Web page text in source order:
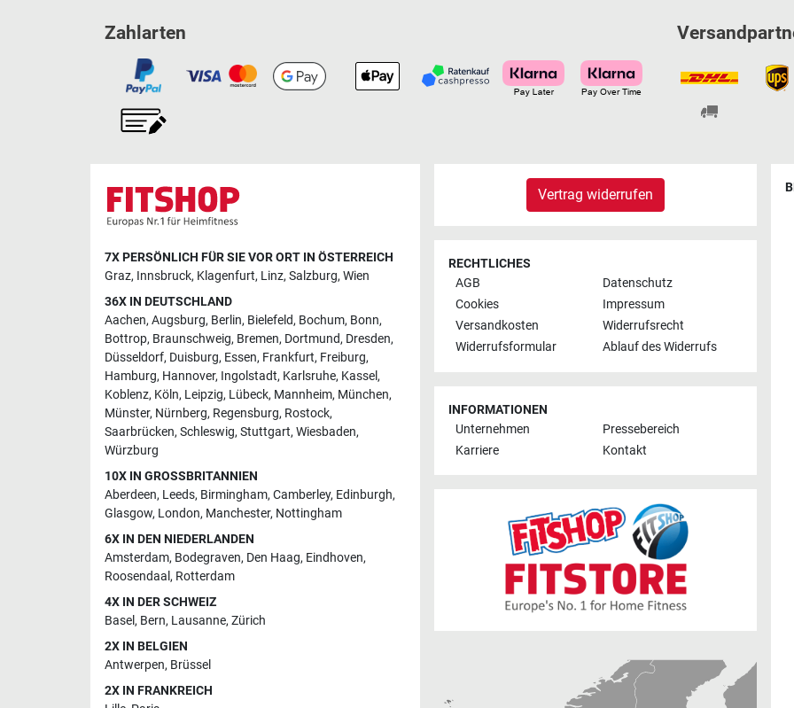
Zahlarten
7X PERSÖNLICH FÜR SIE VOR ORT IN ÖSTERREICH
Graz, Innsbruck, Klagenfurt, Linz, Salzburg, Wien
36X IN DEUTSCHLAND
Aachen, Augsburg, Berlin, Bielefeld, Bochum, Bonn,
Bottrop, Braunschweig, Bremen, Dortmund, Dresden,
Düsseldorf, Duisburg, Essen, Frankfurt, Freiburg,
Hamburg, Hannover, Ingolstadt, Karlsruhe, Kassel,
Koblenz, Köln, Leipzig, Lübeck, Mannheim, München,
Münster, Nürnberg, Regensburg, Rostock,
Saarbrücken, Schleswig, Stuttgart, Wiesbaden,
Würzburg
10X IN GROSSBRITANNIEN
Aberdeen, Leeds, Birmingham, Camberley, Edinburgh,
Glasgow, London, Manchester, Nottingham
6X IN DEN NIEDERLANDEN
Amsterdam, Bodegraven, Den Haag, Eindhoven,
Roosendaal , Rotterdam
4X IN DER SCHWEIZ
Basel, Bern, Lausanne, Zürich
2X IN BELGIEN
Antwerpen, Brüssel
2X IN FRANKREICH
Vertrag widerrufen
RECHTLICHES
AGB
Datenschutz
Cookies
Impressum
Versandkosten
Widerrufsrecht
Widerrufsformular
Ablauf des Widerrufs
INFORMATIONEN
Unternehmen
Pressebereich
Karriere
Kontakt